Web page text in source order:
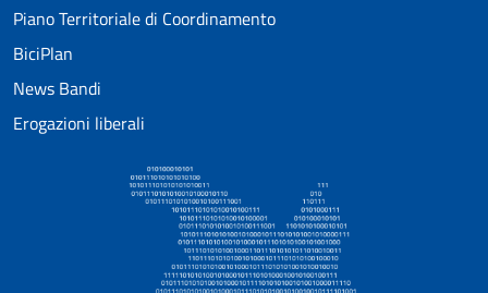
Piano Territoriale di Coordinamento
BiciPlan
News Bandi
Erogazioni liberali